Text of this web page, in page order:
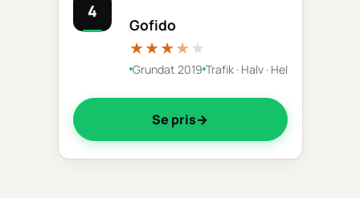
4
Gofido
★★★★★
Grundat 2019 Trafik · Halv · Hel
Se pris